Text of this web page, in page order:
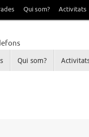
Qui som? Activitats
Sant Ildefons
Qui som?